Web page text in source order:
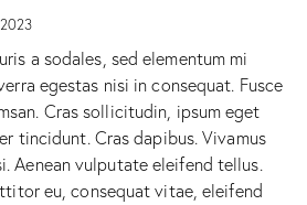
a sodales, sed elementum mi
egestas nisi in consequat. Fusce
Cras sollicitudin, ipsum eget
tincidunt. Cras dapibus. Vivamus
Aenean vulputate eleifend tellus.
eu, consequat vitae, eleifend